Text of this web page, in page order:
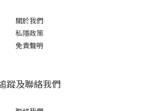
關於我們
私隱政策
免責聲明
蹤及聯絡我們